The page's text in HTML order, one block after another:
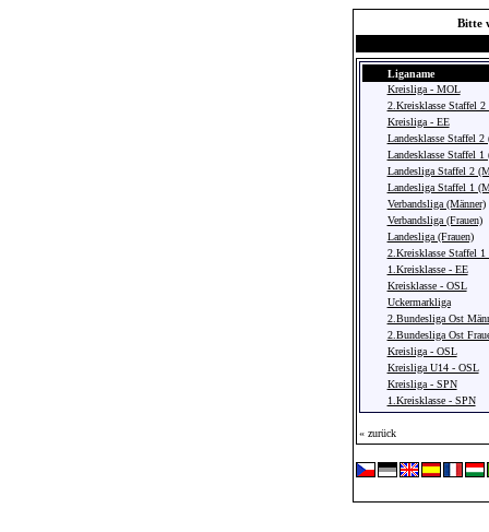
Bitte
Liganame
Kreisliga - MOL
2.Kreisklasse Staffel 2
Kreisliga - EE
Landesklasse Staffel 2
Landesklasse Staffel 1
Landesliga Staffel 2
Landesliga Staffel 1
Verbandsliga (Männer)
Verbandsliga (Frauen)
Landesliga (Frauen)
2.Kreisklasse Staffel 1
1.Kreisklasse - EE
Kreisklasse - OSL
Uckermarkliga
2.Bundesliga Ost
2.Bundesliga Ost
Kreisliga - OSL
Kreisliga U14 - OSL
Kreisliga - SPN
1.Kreisklasse - SPN
« zurück